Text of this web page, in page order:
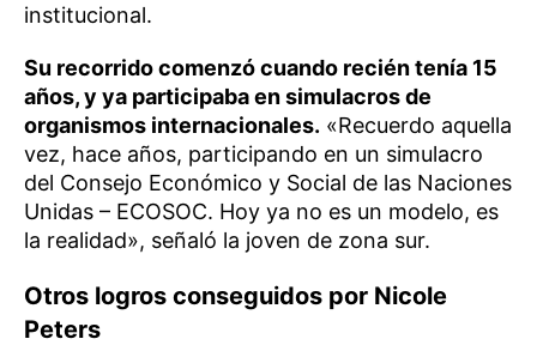
institucional.
Su recorrido comenzó cuando recién tenía 15
años, y ya participaba en simulacros de
organismos internacionales. «Recuerdo aquella
vez, hace años, participando en un simulacro
del Consejo Económico y Social de las Naciones
Unidas – ECOSOC. Hoy ya no es un modelo, es
la realidad», señaló la joven de zona sur.
Otros logros conseguidos por Nicole
Peters